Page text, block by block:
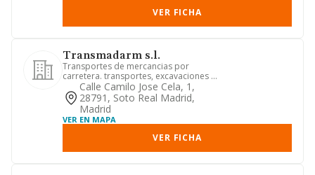
VER FICHA
Transmadarm s.l.
Transportes de mercancias por
carretera. transportes, excavaciones y
movimientos de tierra.
Calle Camilo Jose Cela, 1,
28791, Soto Real Madrid,
Madrid
VER EN MAPA
VER FICHA